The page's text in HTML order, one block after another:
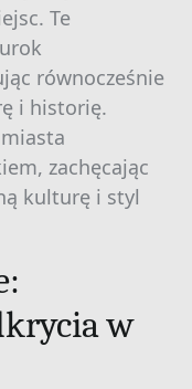
Te
równocześnie
i historię.
zachęcając
kulturę i styl
w